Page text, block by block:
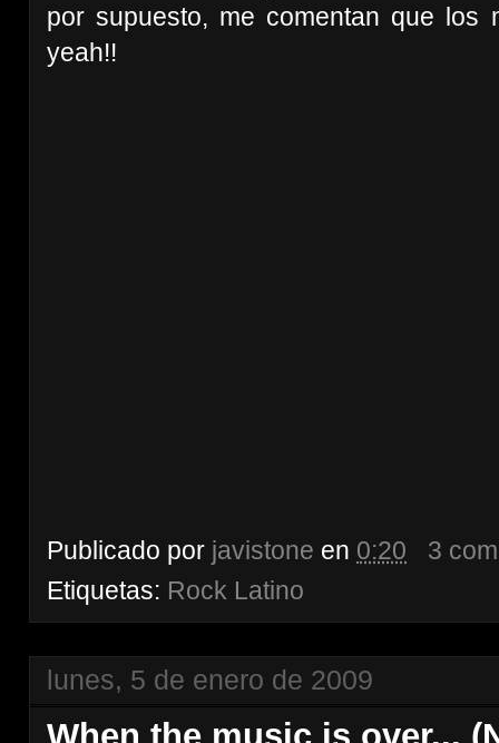
por supuesto, me comentan que los
yeah!!
Publicado por javistone en 0:20
3
Etiquetas: Rock Latino
lunes, 5 de enero de 2009